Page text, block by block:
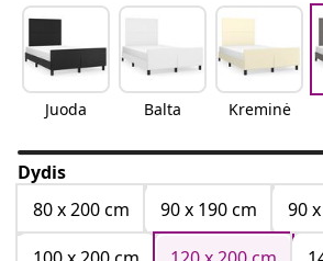
Juoda Balta Kreminė
Dydis
80 x 200 cm
90 x 190 cm
90